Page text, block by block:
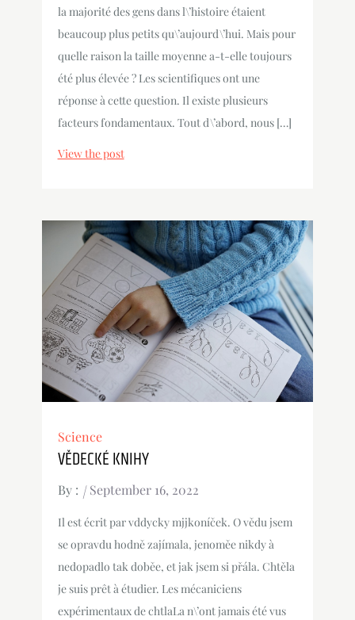
la majorité des gens dans l\’histoire étaient
beaucoup plus petits qu\’aujourd\’hui. Mais pour
quelle raison la taille moyenne a-t-elle toujours
été plus élevée ? Les scientifiques ont une
réponse à cette question. Il existe plusieurs
facteurs fondamentaux. Tout d\’abord, nous […]
View the post
Science
VĚDECKÉ KNIHY
By : September 16, 2022
Il est écrit par vddycky mjjkoníček. O vědu jsem
se opravdu hodně zajímala, jenoměe nikdy à
nedopadlo tak doběe, et jak jsem si přála. Chtěla
je suis prêt à étudier. Les mécaniciens
expérimentaux de chtlaLa n\’ont jamais été vus